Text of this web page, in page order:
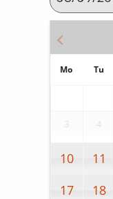
Mo Tu
3 4
10
11
17
18